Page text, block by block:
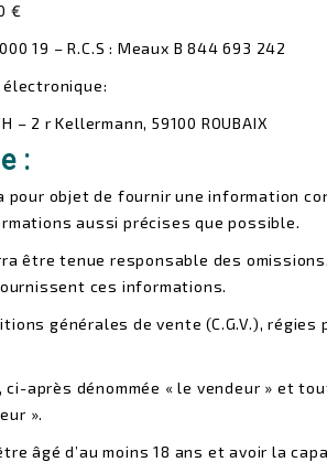
€
19 – R.C.S : Meaux B 844 693 242
– 2 r Kellermann, 59100 ROUBAIX
:
pour objet de fournir une information
aussi précises que possible.
être tenue responsable des
ces informations.
générales de vente (C.G.V.),
ci-après dénommée « le vendeur »
».
âgé d’au moins 18 ans et avoir la